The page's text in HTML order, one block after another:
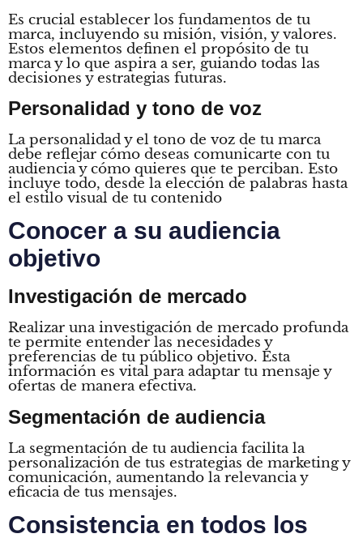
Es crucial establecer los fundamentos de tu
marca, incluyendo su misión, visión, y valores.
Estos elementos definen el propósito de tu
marca y lo que aspira a ser, guiando todas las
decisiones y estrategias futuras.
Personalidad y tono de voz
La personalidad y el tono de voz de tu marca
debe reflejar cómo deseas comunicarte con tu
audiencia y cómo quieres que te perciban. Esto
incluye todo, desde la elección de palabras hasta
el estilo visual de tu contenido
Conocer a su audiencia
objetivo
Investigación de mercado
Realizar una investigación de mercado profunda
te permite entender las necesidades y
preferencias de tu público objetivo. Esta
información es vital para adaptar tu mensaje y
ofertas de manera efectiva.
Segmentación de audiencia
La segmentación de tu audiencia facilita la
personalización de tus estrategias de marketing y
comunicación, aumentando la relevancia y
eficacia de tus mensajes.
Consistencia en todos los